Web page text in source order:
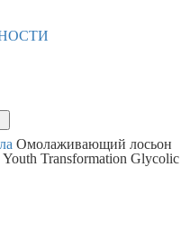
Омолаживающий лосьон
Youth Transformation Glycolic